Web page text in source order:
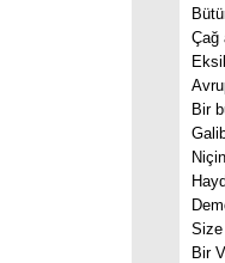
Çağ
Bir
Bir